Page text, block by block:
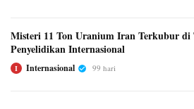
Misteri 11 Ton Uranium Iran Terkubur di
Penyelidikan Internasional
I Internasional 99 hari